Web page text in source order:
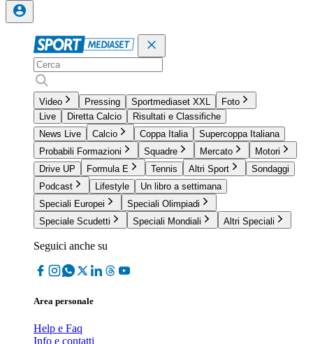
Video Pressing Sportmediaset XXL
Foto
Live
Diretta Calcio
Risultati e Classifiche
News Live
Calcio Coppa Italia
Supercoppa Italiana
Probabili Formazioni
Squadre Mercato
Motori
Drive UP
Formula E Tennis Altri Sport
Sondaggi
Podcast
Lifestyle
Un libro a settimana
Speciali Europei
Speciali Olimpiadi
Speciale Scudetti
Speciali Mondiali Altri Speciali
Seguici anche su
Area personale
Help e Faq
Info e contatti